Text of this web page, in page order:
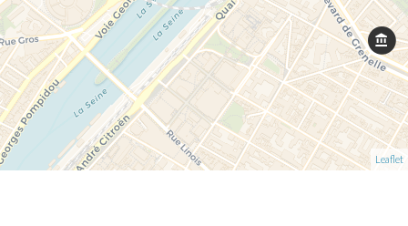
Leaflet